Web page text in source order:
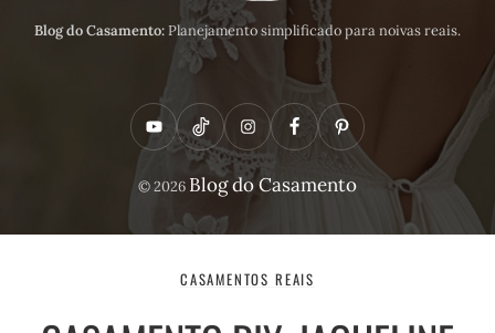
Blog do Casamento:Planejamento simplificado para noivas reais.
Y
o
t
T
i
t
o
I
n
t
a
F
a
e
b
P
i
t
© 2026 Blog do Casamento
CASAMENTOS REAIS